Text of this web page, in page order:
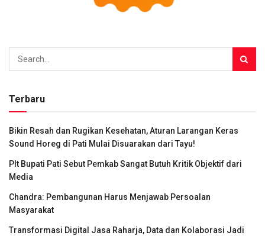
Terbaru
Bikin Resah dan Rugikan Kesehatan, Aturan Larangan Keras
Sound Horeg di Pati Mulai Disuarakan dari Tayu!
Plt Bupati Pati Sebut Pemkab Sangat Butuh Kritik Objektif dari
Media
Chandra: Pembangunan Harus Menjawab Persoalan
Masyarakat
Transformasi Digital Jasa Raharja, Data dan Kolaborasi Jadi